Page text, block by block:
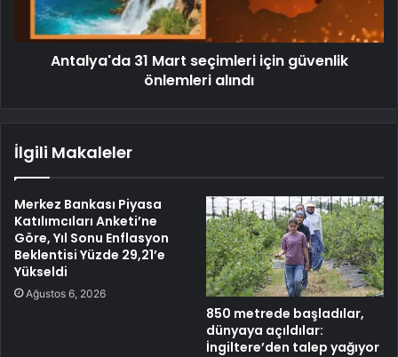
Antalya'da 31 Mart seçimleri için güvenlik
önlemleri alındı
İlgili Makaleler
Merkez Bankası Piyasa
Katılımcıları Anketi’ne
Göre, Yıl Sonu Enflasyon
Beklentisi Yüzde 29,21’e
Yükseldi
Ağustos 6, 2026
850 metrede başladılar,
dünyaya açıldılar:
İngiltere’den talep yağıyor